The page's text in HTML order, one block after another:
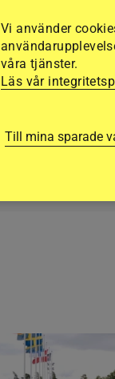
Vi använder
våra tjänster.
Läs vår
Till mina sparade